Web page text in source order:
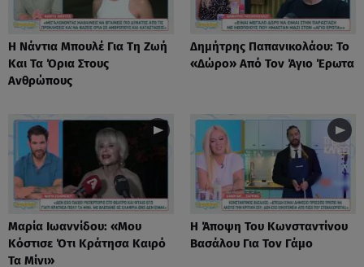
Η Νάντια Μπουλέ Για Τη Ζωή
Και Τα Όρια Στους
Ανθρώπους
Δημήτρης Παπανικολάου: Το
«Δώρο» Από Τον Άγιο Έρωτα
Μαρία Ιωαννίδου: «Μου
Κόστισε Ότι Κράτησα Καιρό
Τα Μίνι»
Η Άποψη Του Κωνσταντίνου
Βασάλου Για Τον Γάμο